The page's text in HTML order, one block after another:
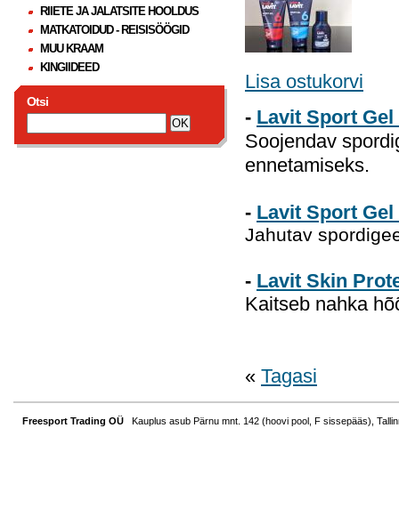
Lisa ostukorvi
- Lavit Sport Gel
Soojendav
ennetamiseks.
- Lavit Sport
Jahutav
- Lavit Skin
Kaitseb nahka
« Tagasi
RIIETE JA JALATSITE HOOLDUS
MATKATOIDUD - REISISÖÖGID
MUU KRAAM
KINGIIDEED
Otsi
Freesport Trading OÜ Kauplus asub Pärnu mnt. 142 (hoovi pool, F sissepääs),